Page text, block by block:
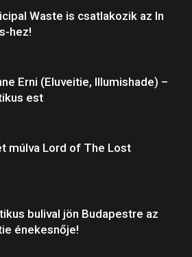
Waste is csatlakozik az In
hez!
Erni (Eluveitie, Illumishade) –
est
múlva Lord of The Lost
bulival jön Budapestre az
énekesnője!